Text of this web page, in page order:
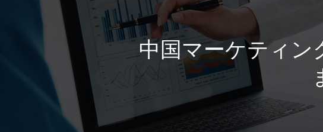
中国マーケティン